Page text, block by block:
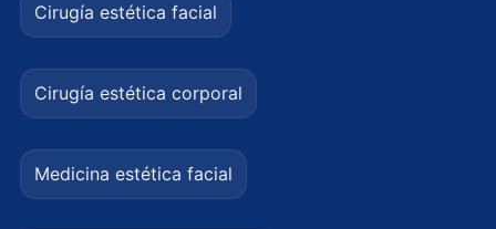
Cirugía estética facial
Cirugía estética corporal
Medicina estética facial